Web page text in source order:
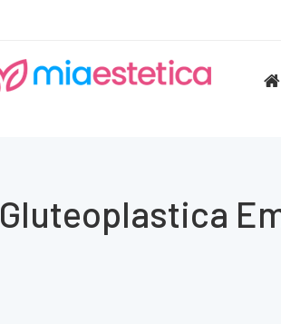
Gluteoplastica